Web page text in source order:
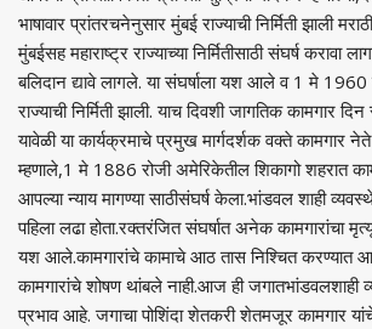
भाषावार प्रांतरचनेनुसार मुंबई राज्याची निर्मिती झाली
मुंबईसह महाराष्ट्र राज्याच्या निर्मितीसाठी संघर्ष करावा
बलिदान द्यावे लागले. या संघर्षाला यश आले व 1 मे 1960
राज्याची निर्मिती झाली. याच दिवशी जागतिक कामगार
यावेळी या कार्यक्रमाचे प्रमुख मार्गदर्शक वक्ते कामगार
म्हणाले,1 मे 1886 रोजी अमेरिकेतील शिकागो शहरात
आपल्या न्याय मागण्या साठीसंघर्ष केला.भांडवल शाही
पहिला लढा होता.रक्तरंजित संघर्षात अनेक कामगारांचा
यश आले.कामगारांचे कामाचे आठ तास निश्चित करण्यात
कामगारांचे शोषण थांबले नाही.आज ही जगातभांडवलशाही
प्रभाव आहे. जगाचा पोशिंदा शेतकरी शेतमजूर कामगार